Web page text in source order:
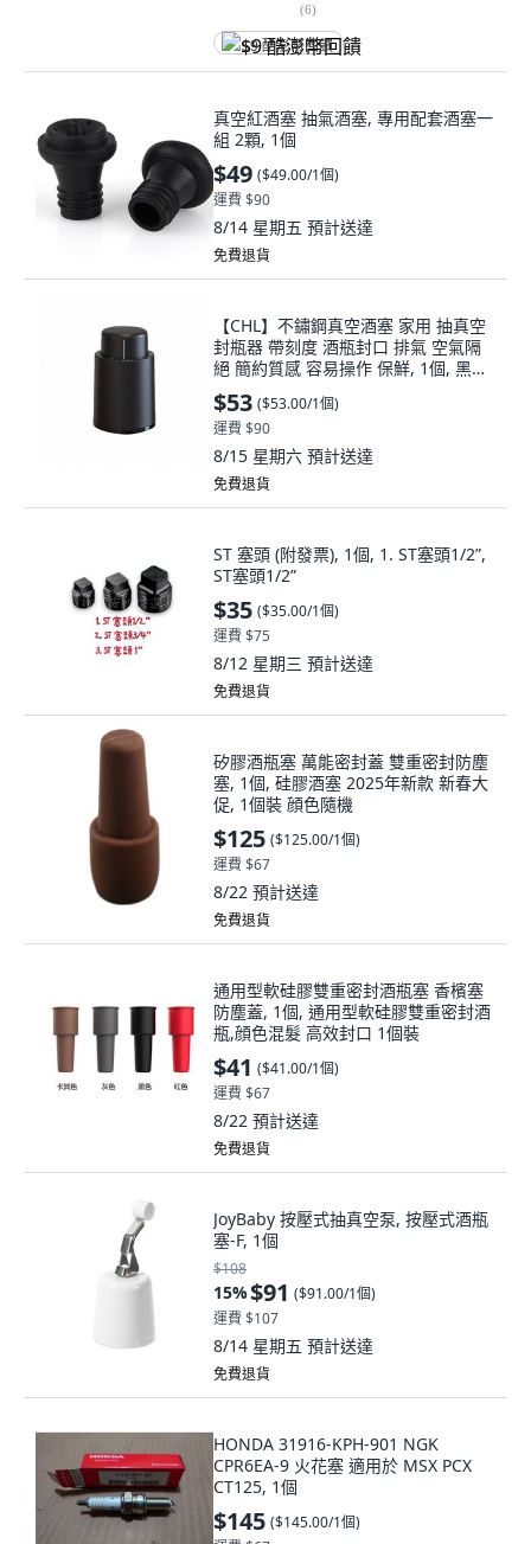
(6)
$9 酷澎幣回饋
真空紅酒塞 抽氣酒塞, 專用配套酒塞一
組 2顆, 1個
$49 ($49.00/1個)
運費 $90
8/14 星期五 預計送達
免費退貨
【CHL】不鏽鋼真空酒塞 家用 抽真空
封瓶器 帶刻度 酒瓶封口 排氣 空氣隔
絕 簡約質感 容易操作 保鮮, 1個, 黑色
款
$53 ($53.00/1個)
運費 $90
8/15 星期六 預計送達
免費退貨
ST 塞頭 (附發票), 1個, 1. ST塞頭1/2”,
ST塞頭1/2”
$35 ($35.00/1個)
運費 $75
8/12 星期三 預計送達
免費退貨
矽膠酒瓶塞 萬能密封蓋 雙重密封防塵
塞, 1個, 硅膠酒塞 2025年新款 新春大
促, 1個裝 顔色隨機
$125 ($125.00/1個)
運費 $67
8/22 預計送達
免費退貨
通用型軟硅膠雙重密封酒瓶塞 香檳塞
防塵蓋, 1個, 通用型軟硅膠雙重密封酒
瓶,顔色混髮 高效封口 1個裝
$41 ($41.00/1個)
運費 $67
8/22 預計送達
免費退貨
JoyBaby 按壓式抽真空泵, 按壓式酒瓶
塞-F, 1個
$108
15%$91 ($91.00/1個)
運費 $107
8/14 星期五 預計送達
免費退貨
HONDA 31916-KPH-901 NGK
CPR6EA-9 火花塞 適用於 MSX PCX
CT125, 1個
$145 ($145.00/1個)